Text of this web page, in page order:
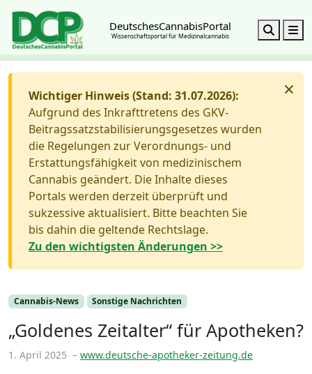
DeutschesCannabisPortal
Wissenschaftsportal für Medizinalcannabis Search
×
Wichtiger Hinweis (Stand: 31.07.2026):
Aufgrund des Inkrafttretens des GKV-
Beitragssatzstabilisierungsgesetzes wurden
die Regelungen zur Verordnungs- und
Erstattungsfähigkeit von medizinischem
Cannabis geändert. Die Inhalte dieses
Portals werden derzeit überprüft und
sukzessive aktualisiert. Bitte beachten Sie
bis dahin die geltende Rechtslage.
Zu den wichtigsten Änderungen >>
Cannabis-News Sonstige Nachrichten
„Goldenes Zeitalter“ für Apotheken?
1. April 2025 – www.deutsche-apotheker-zeitung.de